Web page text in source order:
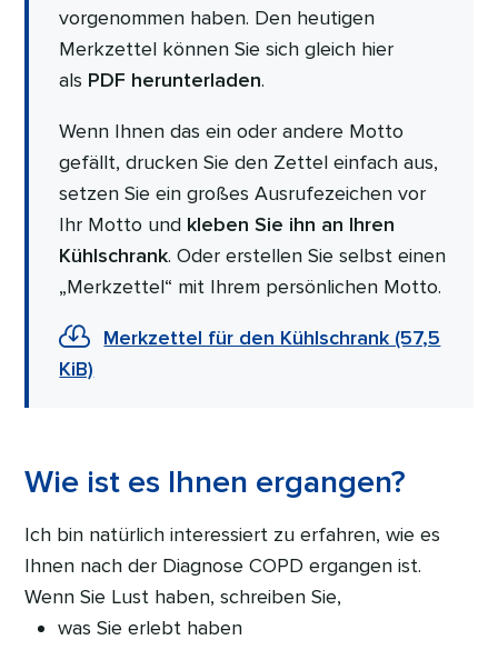
vorgenommen haben. Den heutigen
Merkzettel können Sie sich gleich hier
als PDF herunterladen.
Wenn Ihnen das ein oder andere Motto
gefällt, drucken Sie den Zettel einfach aus,
setzen Sie ein großes Ausrufezeichen vor
Ihr Motto und kleben Sie ihn an Ihren
Kühlschrank. Oder erstellen Sie selbst einen
„Merkzettel“ mit Ihrem persönlichen Motto.
Merkzettel für den Kühlschrank (57,5
KiB)
Wie ist es Ihnen ergangen?
Ich bin natürlich interessiert zu erfahren, wie es
Ihnen nach der Diagnose COPD ergangen ist.
Wenn Sie Lust haben, schreiben Sie,
was Sie erlebt haben